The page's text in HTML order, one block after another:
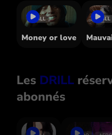
DRILL
Money or love
DRILL
Les DRILL
abonnés